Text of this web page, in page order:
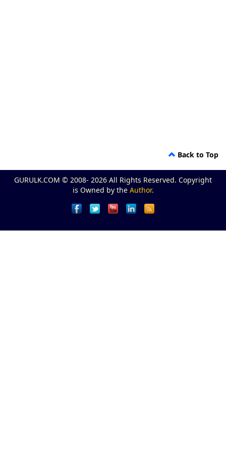
Back to Top
GURULK.COM © 2008- 2026 All Rights Reserved. Copyright
is Owned by the Author.